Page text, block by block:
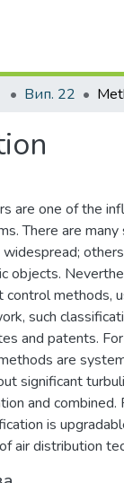
Вип. 22
are one of the
There are
objects.
methods,
such
and patents.
are
significant
and
is
air distribution